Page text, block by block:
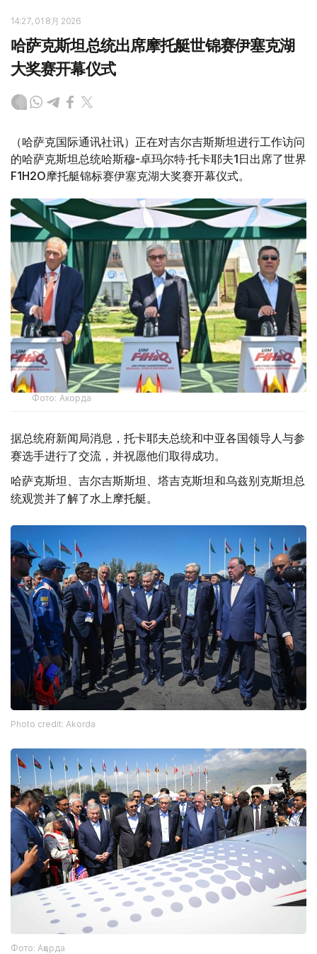
14:27, 01 8月 2026
哈萨克斯坦总统出席摩托艇世锦赛伊塞克湖
大奖赛开幕仪式
（哈萨克国际通讯社讯）正在对吉尔吉斯斯坦进行工作访问
的哈萨克斯坦总统哈斯穆-卓玛尔特·托卡耶夫1日出席了世界
F1H2O摩托艇锦标赛伊塞克湖大奖赛开幕仪式。
Фото: Акорда
据总统府新闻局消息，托卡耶夫总统和中亚各国领导人与参
赛选手进行了交流，并祝愿他们取得成功。
哈萨克斯坦、吉尔吉斯斯坦、塔吉克斯坦和乌兹别克斯坦总
统观赏并了解了水上摩托艇。
Photo credit: Akorda
Фото: Ақорда